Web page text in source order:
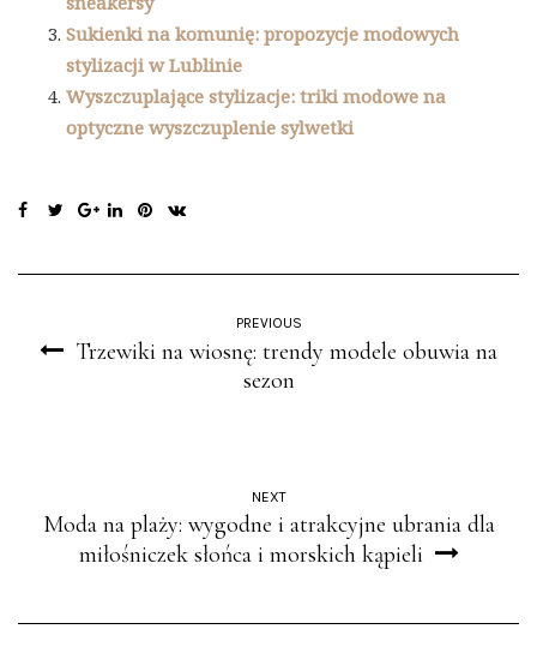
Sukienki na komunię: propozycje modowych
stylizacji w Lublinie
Wyszczuplające stylizacje: triki modowe na
optyczne wyszczuplenie sylwetki
PREVIOUS
Trzewiki na wiosnę: trendy modele obuwia na
sezon
NEXT
Moda na plaży: wygodne i atrakcyjne ubrania dla
miłośniczek słońca i morskich kąpieli